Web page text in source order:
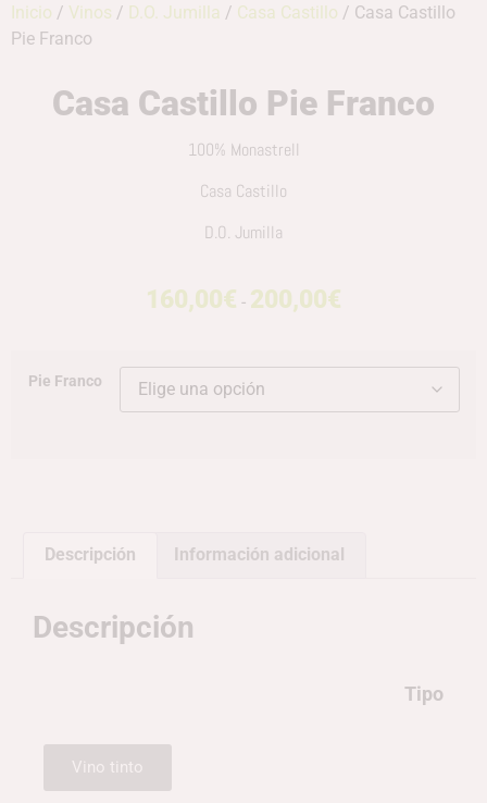
Inicio / Vinos / D.O. Jumilla / Casa Castillo / Casa Castillo
Pie Franco
Casa Castillo Pie Franco
100% Monastrell
Casa Castillo
D.O. Jumilla
160,00€ - 200,00€
Pie Franco
Descripción Información adicional
Descripción
Tipo
Vino tinto